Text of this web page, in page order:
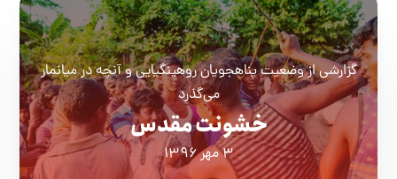
گزارشی از وضعیت پناهجویان روهینگیایی و آنچه در میانمار
می‌گذرد
خشونت مقدس
۳ مهر ۱۳۹۶